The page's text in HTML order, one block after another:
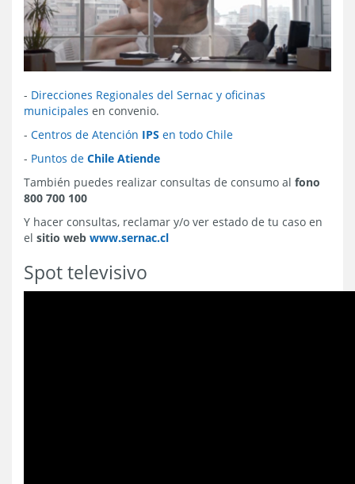
- Direcciones Regionales del Sernac y oficinas
municipales en convenio.
- Centros de Atención IPS en todo Chile
- Puntos de Chile Atiende
También puedes realizar consultas de consumo al fono
800 700 100
Y hacer consultas, reclamar y/o ver estado de tu caso en
el sitio web www.sernac.cl
Spot televisivo